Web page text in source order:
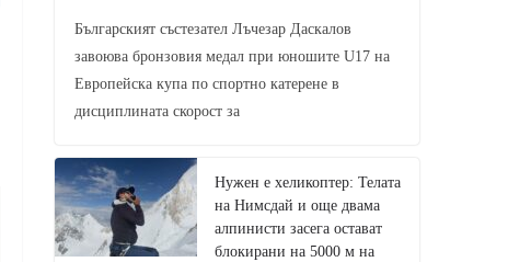
Българският състезател Лъчезар Даскалов
завоюва бронзовия медал при юношите U17 на
Европейска купа по спортно катерене в
дисциплината скорост за
Нужен е хеликоптер: Телата
на Нимсдай и още двама
алпинисти засега остават
блокирани на 5000 м на